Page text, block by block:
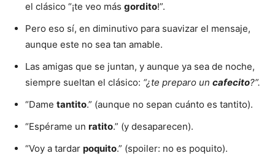
el clásico “¡te veo más gordito!”.
Pero eso sí, en diminutivo para suavizar el mensaje,
aunque este no sea tan amable.
Las amigas que se juntan, y aunque ya sea de noche,
siempre sueltan el clásico: “¿te preparo un cafecito?”.
“Dame tantito.” (aunque no sepan cuánto es tantito).
“Espérame un ratito.” (y desaparecen).
“Voy a tardar poquito.” (spoiler: no es poquito).